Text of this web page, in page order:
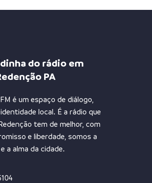
do rádio em
PA
é um espaço de diálogo,
local. É a rádio que
tem de melhor, com
e liberdade, somos a
a alma da cidade.